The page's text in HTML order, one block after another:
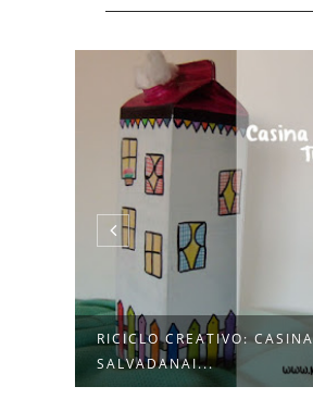
RICICLO CREATIVO: CASINA
SALVADANAI...